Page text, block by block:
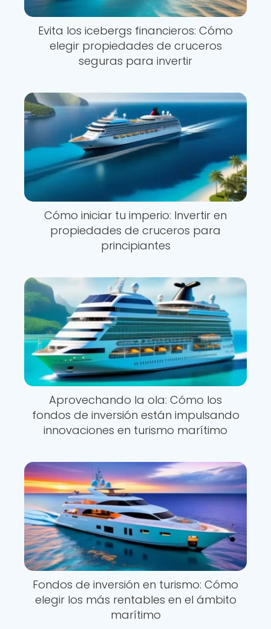
Evita los icebergs financieros: Cómo
elegir propiedades de cruceros
seguras para invertir
Cómo iniciar tu imperio: Invertir en
propiedades de cruceros para
principiantes
Aprovechando la ola: Cómo los
fondos de inversión están impulsando
innovaciones en turismo marítimo
Fondos de inversión en turismo: Cómo
elegir los más rentables en el ámbito
marítimo